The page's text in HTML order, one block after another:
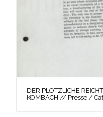
DER PLÖTZLICHE
KOMBACH // Presse /